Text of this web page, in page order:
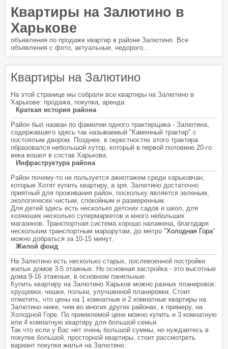
Квартиры на Залютино в
Харькове
объявления по продаже квартир в районе Залютино. Все
объявления с фото, актуальные, недорого...
Квартиры на Залютино
На этой странице мы собрали все квартиры на Залютино в
Харькове: продажа, покупка, аренда.
Краткая история района
Район был назван по фамилии одного трактирщика - Залютина,
содержавшего здесь так называемый "Каменный трактир" с
постоялым двором. Позднее, в окрестностях этого трактира
образовался небольшой хутор, который в первой половине 20-го
века вошел в состав Харькова.
Инфраструктура района
Район почему-то не пользуется ажиотажем среди харьковчан,
которые Хотят купить квартиру, а зря. Залютино достаточно
приятный для проживания район, поскольку является зеленым,
экологически чистым, спокойным и размеренным.
Для детей здесь есть несколько детских садов и школ, для
хозяюшек несколько супермаркетов и много небольших
магазинов. Транспортная система хорошо налажена, благодаря
нескольким транспортным маршрутам, до метро "Холодная Гора"
можно добраться за 10-15 минут.
Жилой фонд
На Залютино есть несколько старых, послевоенной постройки
жилых домов 3-5 этажных. Но основная застройка - это высотные
дома 9-16 этажные, в основном панельные.
Купить квартиру на Залютино Харьков можно разных планировок:
хрущевки, чешки, польки, улучшенной планировки. Стоит
отметить, что цены на 1 комнатные и 2 комнатные квартиры на
Залютино ниже, чем во многих других районах, к примеру, на
Холодной Горе. По приемлемой цене можно купить и 3 комнатную
или 4 комнатную квартиру для большой семьи.
Так что если у Вас нет очень большой суммы, но нуждаетесь в
покупке большой, просторной квартиры, стоит рассмотреть
вариант покупки жилья на Залютино.